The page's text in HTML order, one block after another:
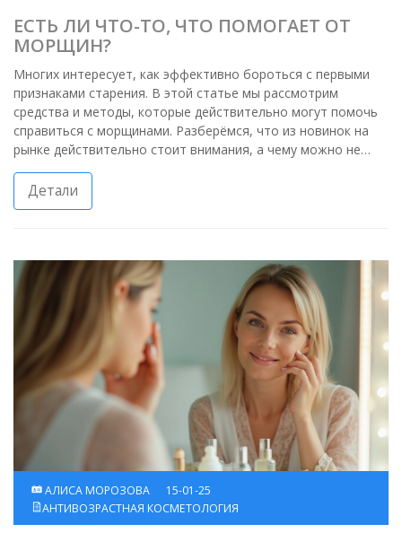
ЕСТЬ ЛИ ЧТО-ТО, ЧТО ПОМОГАЕТ ОТ
МОРЩИН?
Многих интересует, как эффективно бороться с первыми
признаками старения. В этой статье мы рассмотрим
средства и методы, которые действительно могут помочь
справиться с морщинами. Разберёмся, что из новинок на
рынке действительно стоит внимания, а чему можно не
клеточном уровне и что предпочесть—кремы, сыворотки
или процедуры.
Детали
АЛИСА МОРОЗОВА
15-01-25
АНТИВОЗРАСТНАЯ КОСМЕТОЛОГИЯ